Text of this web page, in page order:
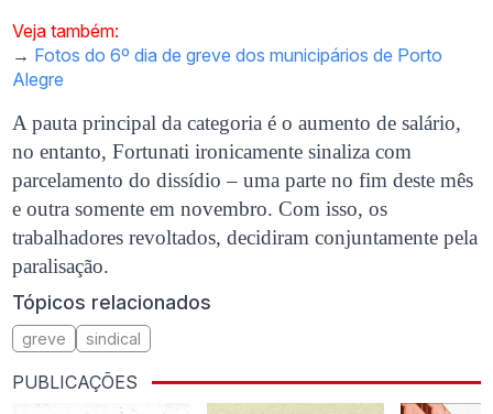
Veja também:
→ Fotos do 6º dia de greve dos municipários de Porto
Alegre
A pauta principal da categoria é o aumento de salário,
no entanto, Fortunati ironicamente sinaliza com
parcelamento do dissídio – uma parte no fim deste mês
e outra somente em novembro. Com isso, os
trabalhadores revoltados, decidiram conjuntamente pela
paralisação.
Tópicos relacionados
greve sindical
PUBLICAÇÕES